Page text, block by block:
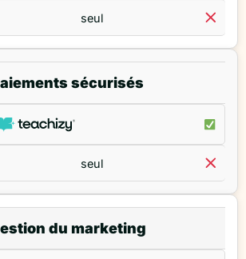
seul
sécurisés
seul
du marketing